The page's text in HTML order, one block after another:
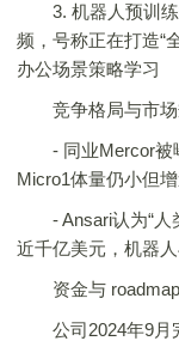
3. 机器人预训练
频，号称正在打造“
办公场景策略学习
竞争格局与市场
- 同业Mercor被曝
Micro1体量仍小但
- Ansari认为“人
近千亿美元，机器
资金与 roadmap
公司2024年9月